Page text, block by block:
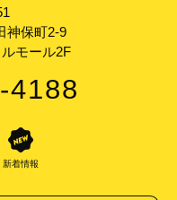
神保町2-9
モール2F
4188
新着情報